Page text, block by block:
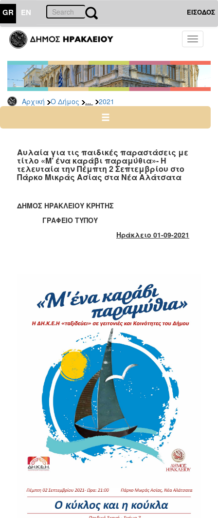
GR EN ΕΙΣΟΔΟΣ
Toggle
Αρχική Ο Δήμος ... 2021
ΔΗΜΟΣ
Δελτία
Τύπου
Αρχείο
2026
2024
2022
2021
2019
2018
2012
2011
2010
Αυλαία για τις παιδικές παραστάσεις με
τίτλο «Μ’ ένα καράβι παραμύθια»- Η
τελευταία την Πέμπτη 2 Σεπτεμβρίου στο
Πάρκο Μικράς Ασίας στα Νέα Αλάτσατα
ΔΗΜΟΣ ΗΡΑΚΛΕΙΟΥ ΚΡΗΤΗΣ
ΓΡΑΦΕΙΟ ΤΥΠΟΥ
Ηράκλειο 01-09-2021